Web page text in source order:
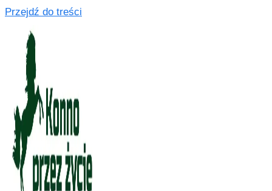
Przejdź do treści